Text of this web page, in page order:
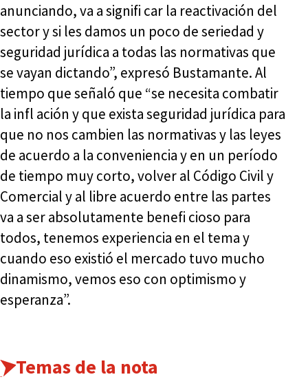
anunciando, va a signifi car la reactivación del
sector y si les damos un poco de seriedad y
seguridad jurídica a todas las normativas que
se vayan dictando”, expresó Bustamante. Al
tiempo que señaló que “se necesita combatir
la infl ación y que exista seguridad jurídica para
que no nos cambien las normativas y las leyes
de acuerdo a la conveniencia y en un período
de tiempo muy corto, volver al Código Civil y
Comercial y al libre acuerdo entre las partes
va a ser absolutamente benefi cioso para
todos, tenemos experiencia en el tema y
cuando eso existió el mercado tuvo mucho
dinamismo, vemos eso con optimismo y
esperanza”.
Temas de la nota